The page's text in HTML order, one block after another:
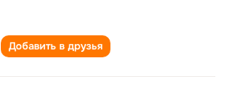
Добавить в друзья